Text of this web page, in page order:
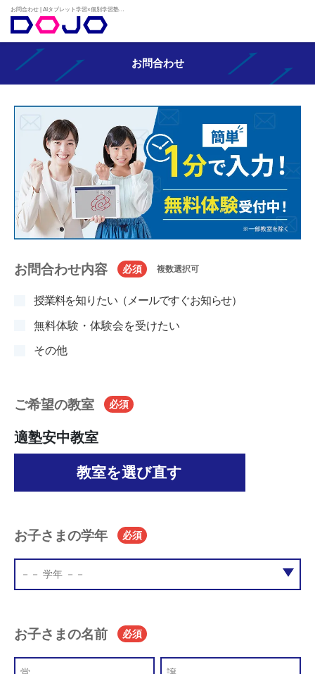
お問合わせ
お問合わせ内容 必須 複数選択可
授業料を知りたい（メールですぐお知らせ）
無料体験・体験会を受けたい
その他
ご希望の教室 必須
適塾安中教室
教室を選び直す
お子さまの学年 必須
お子さまの名前 必須